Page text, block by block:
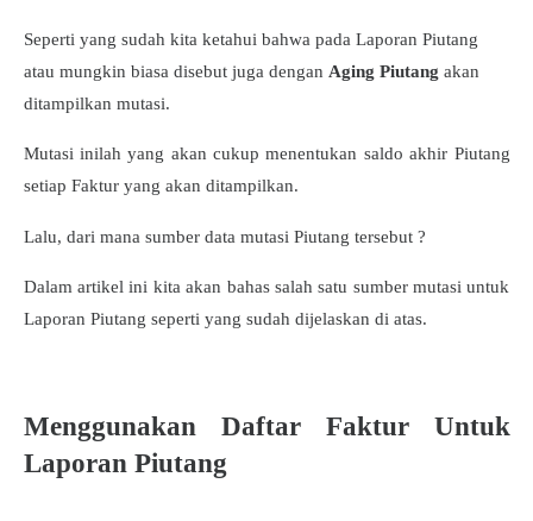
Seperti yang sudah kita ketahui bahwa pada Laporan Piutang
atau mungkin biasa disebut juga dengan Aging Piutang akan
ditampilkan mutasi.
Mutasi inilah yang akan cukup menentukan saldo akhir Piutang
setiap Faktur yang akan ditampilkan.
Lalu, dari mana sumber data mutasi Piutang tersebut ?
Dalam artikel ini kita akan bahas salah satu sumber mutasi untuk
Laporan Piutang seperti yang sudah dijelaskan di atas.
Menggunakan Daftar Faktur Untuk
Laporan Piutang